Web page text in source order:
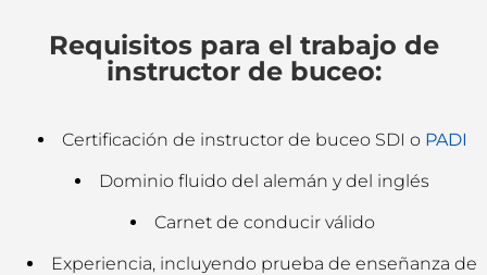
Requisitos para el trabajo de
instructor de buceo:
Certificación de instructor de buceo SDI o PADI
Dominio fluido del alemán y del inglés
Carnet de conducir válido
Experiencia, incluyendo prueba de enseñanza de